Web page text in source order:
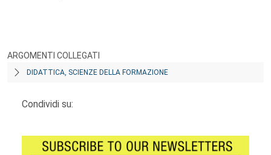
ARGOMENTI COLLEGATI
DIDATTICA, SCIENZE DELLA FORMAZIONE
Condividi su: